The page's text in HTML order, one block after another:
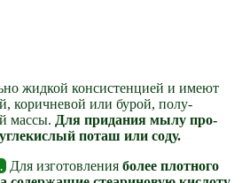
жидкой консистенцией и име­ют
коричневой или бурой, полу­
массы. Для придания мылу про­
поташ или соду.
Для изготовления более плот­ного